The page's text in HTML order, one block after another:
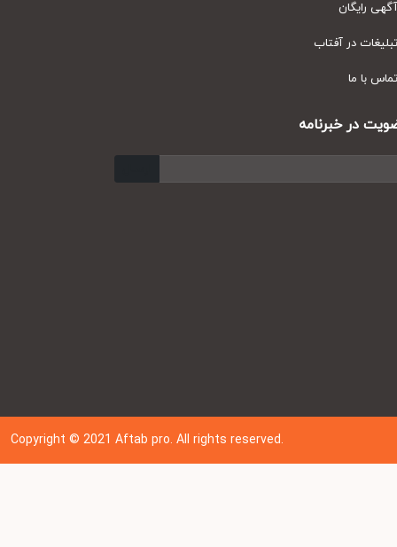
رایگان
در آفتاب
با ما
در خبرنامه
Copyright © 202 1Aftab pro. All rights reserved.